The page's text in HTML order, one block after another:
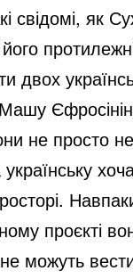
свідомі, як
двох
Машу
не просто не
проєкті
можуть